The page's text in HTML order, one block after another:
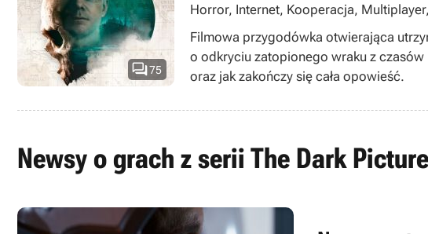
75
Horror, Internet, Kooperacja,
multiplayer
Filmowa przygodówka otwierająca
o odkryciu zatopionego wraku z
oraz jak zakończy się cała opowieść.
Newsy o grach z serii The Dark